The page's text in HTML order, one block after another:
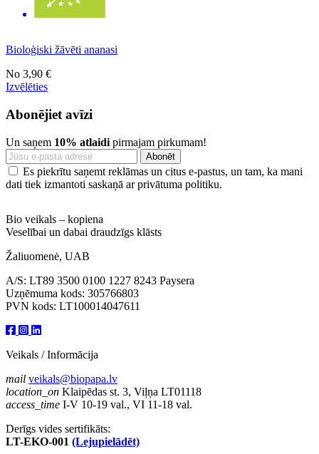
Bioloģiski žāvēti ananasi
No 3,90 €
Izvēlēties
Abonējiet avīzi
Un saņem 10% atlaidi pirmajam pirkumam!
Es piekrītu saņemt reklāmas un citus e-pastus, un tam, ka mani
dati tiek izmantoti saskaņā ar privātuma politiku.
Bio veikals – kopiena
Veselībai un dabai draudzīgs klāsts
Žaliuomenė, UAB
A/S: LT89 3500 0100 1227 8243 Paysera
Uzņēmuma kods: 305766803
PVN kods: LT100014047611
Veikals / Informācija
mail veikals@biopapa.lv
location_on Klaipēdas st. 3, Viļņa LT01118
access_time I-V 10-19 val., VI 11-18 val.
Derīgs vides sertifikāts:
LT-EKO-001 (Lejupielādēt)